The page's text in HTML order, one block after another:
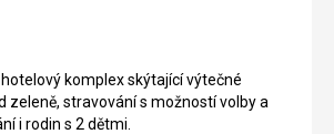
komplex skýtající výtečné
zeleně, stravování s možností volby a
i rodin s 2 dětmi.